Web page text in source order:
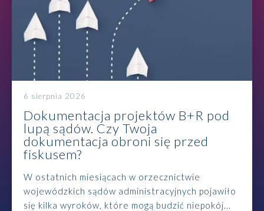
6 sierpnia 2026
Dokumentacja projektów B+R pod
lupą sądów. Czy Twoja
dokumentacja obroni się przed
fiskusem?
W ostatnich miesiącach w orzecznictwie
wojewódzkich sądów administracyjnych pojawiło
się kilka wyroków, które mogą budzić niepokój...